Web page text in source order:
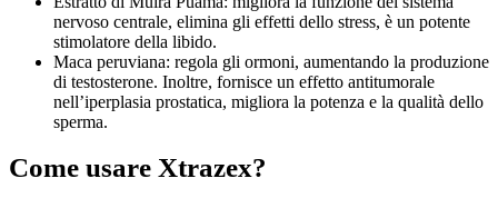
nervoso centrale, elimina gli effetti dello stress, è un potente
stimolatore della libido.
Maca peruviana: regola gli ormoni, aumentando la produzione
di testosterone. Inoltre, fornisce un effetto antitumorale
nell’iperplasia prostatica, migliora la potenza e la qualità dello
sperma.
Come usare Xtrazex?